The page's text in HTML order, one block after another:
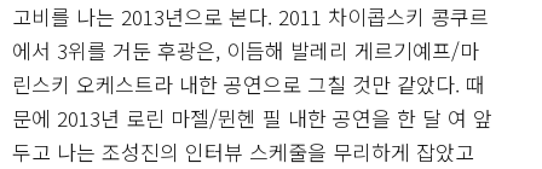
고비를 나는 2013년으로 본다. 2011 차이콥스키 콩쿠르
에서 3위를 거둔 후광은, 이듬해 발레리 게르기예프/마
린스키 오케스트라 내한 공연으로 그칠 것만 같았다. 때
문에 2013년 로린 마젤/뮌헨 필 내한 공연을 한 달 여 앞
두고 나는 조성진의 인터뷰 스케줄을 무리하게 잡았고